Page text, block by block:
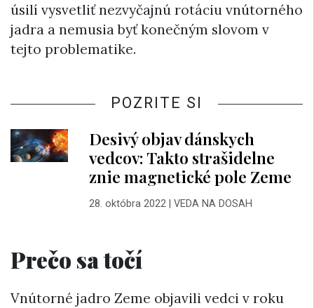
úsilí vysvetliť nezvyčajnú rotáciu vnútorného
jadra a nemusia byť konečným slovom v
tejto problematike.
POZRITE SI
Desivý objav dánskych
vedcov: Takto strašidelne
znie magnetické pole Zeme
28. októbra 2022| VEDA NA DOSAH
Prečo sa točí
Vnútorné jadro Zeme objavili vedci v roku